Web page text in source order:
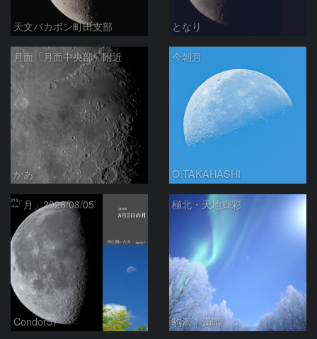
天文バカボン町田支部 となり
月面「月面中央部」附近
かあ
今朝月
O.TAKAHASHI
「月」2026/08/05
Condor57
極北・天地輝彩
駒沢 満晴